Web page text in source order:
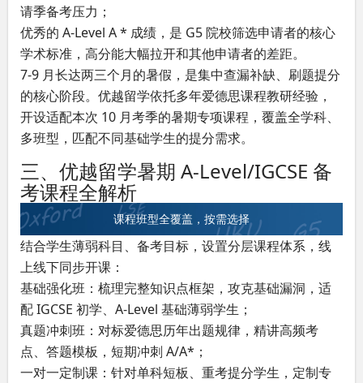
请季备考压力；
优秀的 A-Level A * 成绩，是 G5 院校筛选申请者的核心
学术标准，高分能大幅拉开和其他申请者的差距。
7-9 月长达两三个月的暑假，是集中查漏补缺、刷题提分
的核心阶段。优越留学依托多年爱德思课程教研经验，
开设适配本次 10 月考季的暑期专项课程，覆盖全学科、
多班型，匹配不同基础学生的提分需求。
三、优越留学暑期 A-Level/IGCSE 备
考课程全解析
课程班型全覆盖，按需选择
结合学生薄弱科目、备考目标，设置分层课程体系，线
上线下同步开课：
基础强化班：梳理完整知识点框架，攻克基础漏洞，适
配 IGCSE 初学、A-Level 基础薄弱学生；
真题冲刺班：对标爱德思历年出题规律，精讲高频考
点、答题模板，短期冲刺 A/A*；
一对一定制课：针对单科短板、重考提分学生，定制专